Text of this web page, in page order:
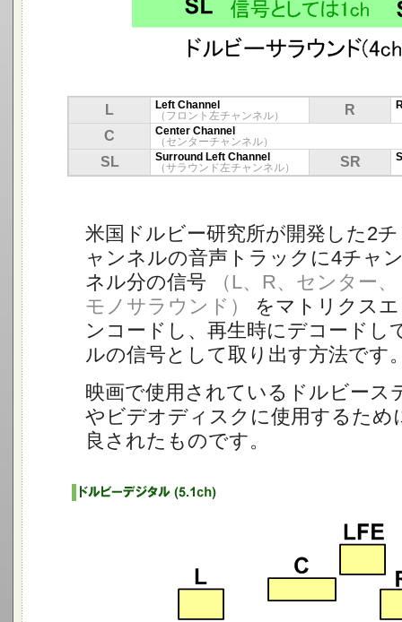
L
Left Channel
（フロント左チャンネル）
R
C
Center Channel
（センターチャンネル）
SL
Surround Left Channel
（サラウンド左チャンネル）
SR
米国ドルビー研究所が開発した2チ
ャンネルの音声トラックに4チャ
ネル分の信号
（L、R、センター、
モノサラウンド）
をマトリクスエ
ンコードし、再生時にデコードし
ルの信号として取り出す方法です
映画で使用されているドルビース
やビデオディスクに使用するため
良されたものです。